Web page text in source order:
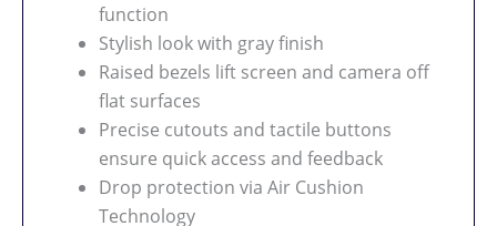
function
Stylish look with gray finish
Raised bezels lift screen and camera off
flat surfaces
Precise cutouts and tactile buttons
ensure quick access and feedback
Drop protection via Air Cushion
Technology